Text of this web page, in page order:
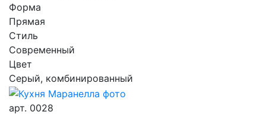
Форма
Прямая
Стиль
Современный
Цвет
Серый, комбинированный
арт. 0028